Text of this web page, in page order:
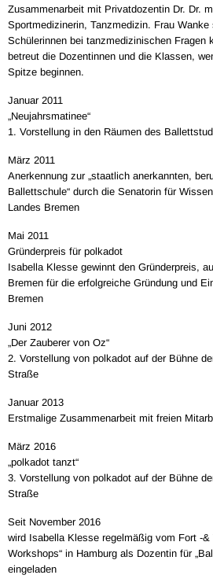
Zusammenarbeit mit Privatdozentin Dr. Dr.
Sportmedizinerin, Tanzmedizin. Frau
Schülerinnen bei tanzmedizinischen Fragen
betreut die Dozentinnen und die Klassen,
Spitze beginnen.
Januar 2011
„Neujahrsmatinee“
1. Vorstellung in den Räumen des
März 2011
Anerkennung zur „staatlich anerkannten,
Ballettschule“ durch die Senatorin für
Landes Bremen
Mai 2011
Gründerpreis für polkadot
Isabella Klesse gewinnt den Gründerpreis,
Bremen für die erfolgreiche Gründung und
Bremen
Juni 2012
„Der Zauberer von Oz“
2. Vorstellung von polkadot auf der Bühne
Straße
Januar 2013
Erstmalige Zusammenarbeit mit freien
März 2016
„polkadot tanzt“
3. Vorstellung von polkadot auf der Bühne
Straße
Seit November 2016
wird Isabella Klesse regelmäßig vom Fort -&
Workshops“ in Hamburg als Dozentin für
eingeladen